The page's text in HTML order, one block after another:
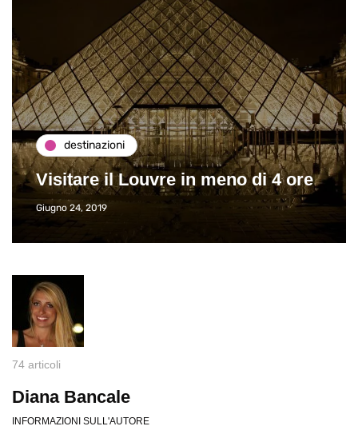
destinazioni
Visitare il Louvre in meno di 4 ore
Giugno 24, 2019
74 articoli
Diana Bancale
INFORMAZIONI SULL'AUTORE